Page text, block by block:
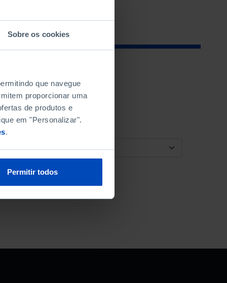
Sobre os cookies
que navegue
proporcionar uma
de produtos e
em "Personalizar".
.
Permitir todos
ORDENAR POR